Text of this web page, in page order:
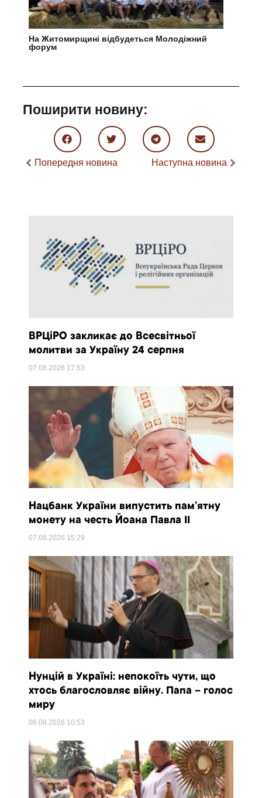
На Житомирщині відбудеться Молодіжний
форум
Поширити новину:
Попередня новина Наступна новина
ВРЦіРО закликає до Всесвітньої
молитви за Україну 24 серпня
07.08.2026 17:53
Нацбанк України випустить пам’ятну
монету на честь Йоана Павла II
07.08.2026 15:29
Нунцій в Україні: непокоїть чути, що
хтось благословляє війну. Папа – голос
миру
06.08.2026 10:53